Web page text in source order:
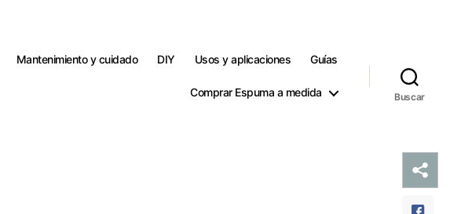
Mantenimiento y cuidado DIY Usos y aplicaciones Guías
Comprar Espuma a medida Buscar